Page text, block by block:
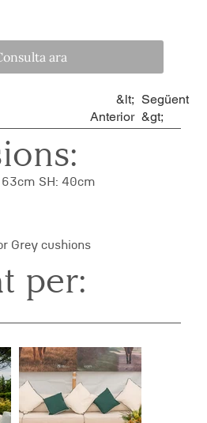
&lt;
Anterior
Següent
&gt;
per:
SH: 40cm
Grey cushions
ara